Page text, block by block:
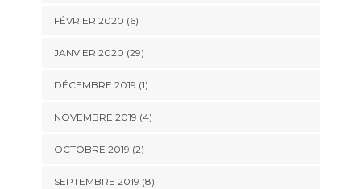
FÉVRIER 2020 (6)
JANVIER 2020 (29)
DÉCEMBRE 2019 (1)
NOVEMBRE 2019 (4)
OCTOBRE 2019 (2)
SEPTEMBRE 2019 (8)